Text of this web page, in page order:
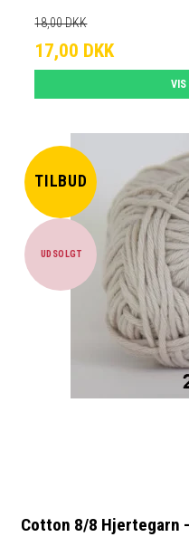
18,00 DKK
17,00 DKK
VIS
TILBUD
UDSOLGT
Cotton 8/8 Hjertegarn